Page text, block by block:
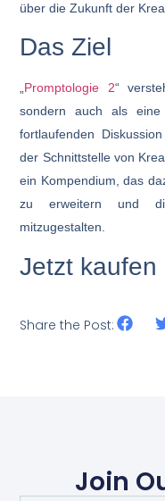
über die Zukunft der
Das Ziel
„Promptologie 2“
sondern auch als
fortlaufenden
der Schnittstelle von
ein Kompendium, das
zu erweitern und
mitzugestalten.
Jetzt kaufen
Share the Post:
Join